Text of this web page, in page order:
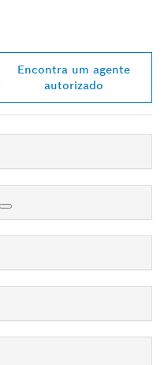
Encontra um agente
autorizado